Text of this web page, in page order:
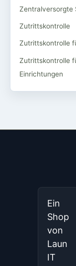
Zentralversorgte
Zutrittskontrolle
Zutrittskontrolle
Zutrittskontrolle
Einrichtungen
Ein
Shop
von
Laun
IT